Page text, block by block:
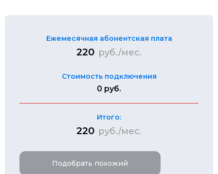
Ежемесячная абонентская плата
220 руб./мес.
Стоимость подключения
0 руб.
Итого:
220 руб./мес.
Подобрать похожий